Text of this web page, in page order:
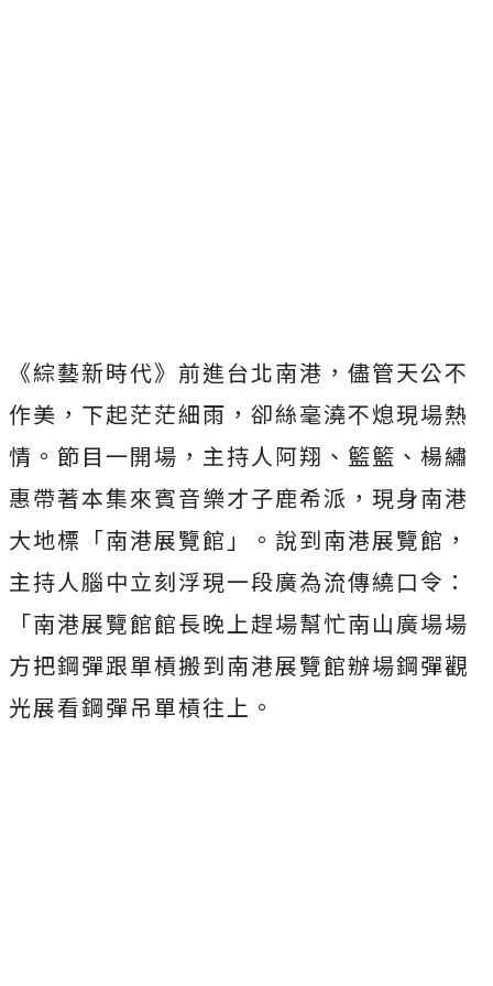
《綜藝新時代》前進台北南港，儘管天公不
作美，下起茫茫細雨，卻絲毫澆不熄現場熱
情。節目一開場，主持人阿翔、籃籃、楊繡
惠帶著本集來賓音樂才子鹿希派，現身南港
大地標「南港展覽館」。說到南港展覽館，
主持人腦中立刻浮現一段廣為流傳繞口令：
「南港展覽館館長晚上趕場幫忙南山廣場場
方把鋼彈跟單槓搬到南港展覽館辦場鋼彈觀
光展看鋼彈吊單槓往上。